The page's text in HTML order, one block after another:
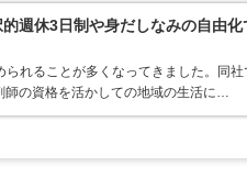
週休3日制や身だしなみの自由
れることが多くなってきました。同
師の資格を活かしての地域の生活に…